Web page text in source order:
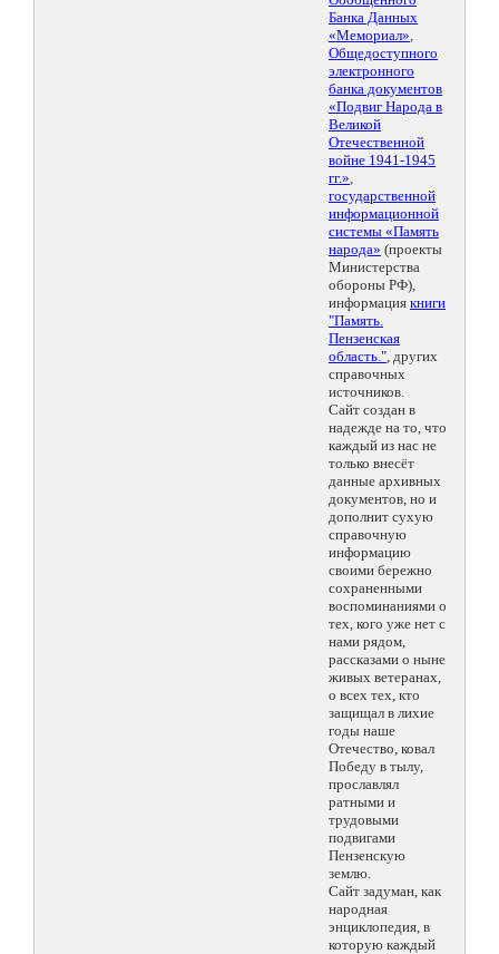
Банка Данных
«Мемориал»,
Общедоступного
электронного
банка документов
«Подвиг Народа в
Великой
Отечественной
войне 1941-1945
гг.»,
государственной
информационной
системы «Память
народа» (проекты
Министерства
обороны РФ),
информация книги
"Память.
Пензенская
область.", других
справочных
источников.
Сайт создан в
надежде на то, что
каждый из нас не
только внесёт
данные архивных
документов, но и
дополнит сухую
справочную
информацию
своими бережно
сохраненными
воспоминаниями о
тех, кого уже нет с
нами рядом,
рассказами о ныне
живых ветеранах,
о всех тех, кто
защищал в лихие
годы наше
Отечество, ковал
Победу в тылу,
прославлял
ратными и
трудовыми
подвигами
Пензенскую
землю.
Сайт задуман, как
народная
энциклопедия, в
которую каждый